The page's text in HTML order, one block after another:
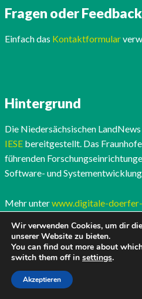
Fragen oder
Einfach das Kontaktformular
Hintergrund
Die Niedersächsischen
IESEbereitgestellt. Das
führenden
Software- und
Mehr unterwww.digitale-doerfer-
Wir verwenden Cookies, um dir
unserer Website zu bieten.
You can find out more about
switch them off in settings.
Akzeptieren